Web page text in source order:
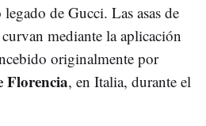
de Gucci. Las asas de
mediante la aplicación
originalmente por
Florencia, en Italia, durante el